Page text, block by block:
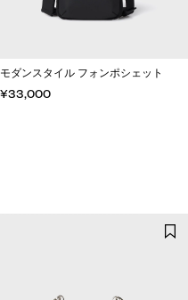
モダンスタイル フォンポシェット
¥33,000